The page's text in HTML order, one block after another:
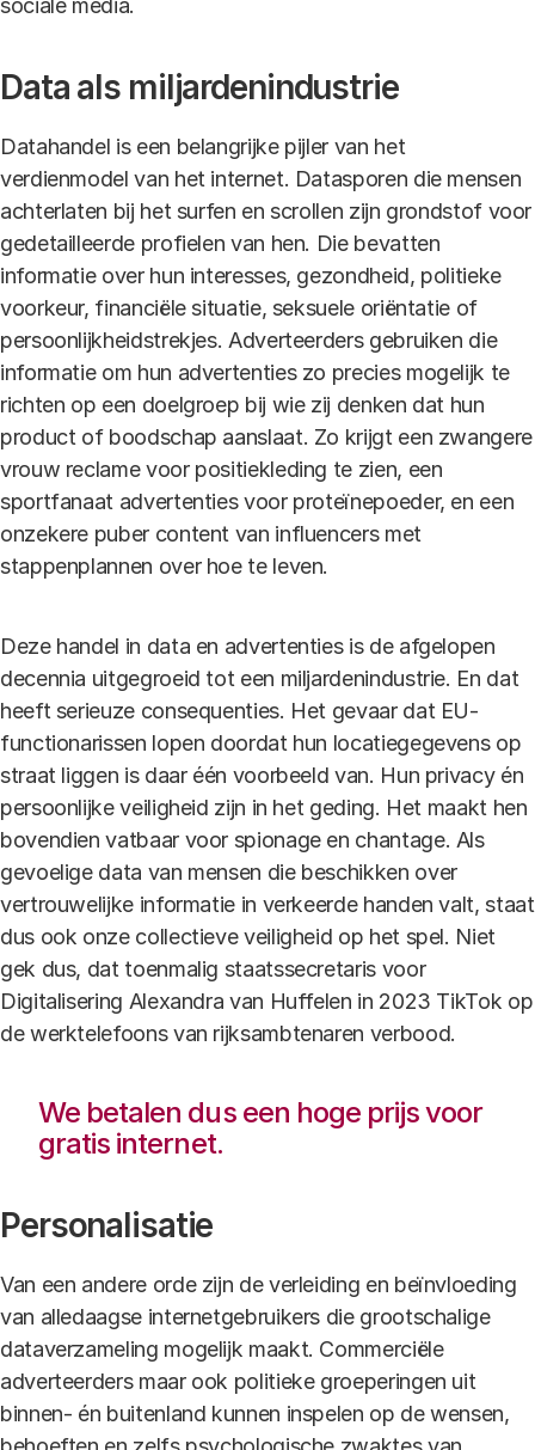
sociale media.
Data als miljardenindustrie
Datahandel is een belangrijke pijler van het
verdienmodel van het internet. Datasporen die mensen
achterlaten bij het surfen en scrollen zijn grondstof voor
gedetailleerde profielen van hen. Die bevatten
informatie over hun interesses, gezondheid, politieke
voorkeur, financiële situatie, seksuele oriëntatie of
persoonlijkheidstrekjes. Adverteerders gebruiken die
informatie om hun advertenties zo precies mogelijk te
richten op een doelgroep bij wie zij denken dat hun
product of boodschap aanslaat. Zo krijgt een zwangere
vrouw reclame voor positiekleding te zien, een
sportfanaat advertenties voor proteïnepoeder, en een
onzekere puber content van influencers met
stappenplannen over hoe te leven.
Deze handel in data en advertenties is de afgelopen
decennia uitgegroeid tot een miljardenindustrie. En dat
heeft serieuze consequenties. Het gevaar dat EU-
functionarissen lopen doordat hun locatiegegevens op
straat liggen is daar één voorbeeld van. Hun privacy én
persoonlijke veiligheid zijn in het geding. Het maakt hen
bovendien vatbaar voor spionage en chantage. Als
gevoelige data van mensen die beschikken over
vertrouwelijke informatie in verkeerde handen valt, staat
dus ook onze collectieve veiligheid op het spel. Niet
gek dus, dat toenmalig staatssecretaris voor
Digitalisering Alexandra van Huffelen in 2023 TikTok op
de werktelefoons van rijksambtenaren verbood.
We betalen dus een hoge prijs voor
gratis internet.
Personalisatie
Van een andere orde zijn de verleiding en beïnvloeding
van alledaagse internetgebruikers die grootschalige
dataverzameling mogelijk maakt. Commerciële
adverteerders maar ook politieke groeperingen uit
binnen- én buitenland kunnen inspelen op de wensen,